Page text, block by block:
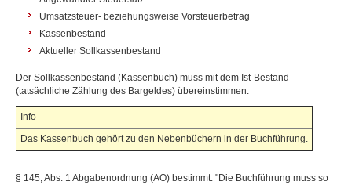
Umsatzsteuer- beziehungsweise Vorsteuerbetrag
Kassenbestand
Aktueller Sollkassenbestand
Der Sollkassenbestand (Kassenbuch) muss mit dem Ist-Bestand
(tatsächliche Zählung des Bargeldes) übereinstimmen.
Info
Das Kassenbuch gehört zu den Nebenbüchern in der Buchführung.
§ 145, Abs. 1 Abgabenordnung (AO) bestimmt: "Die Buchführung muss so